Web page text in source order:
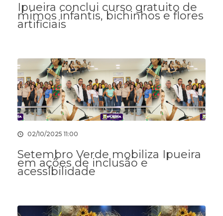
Ipueira conclui curso gratuito de
mimos infantis, bichinhos e flores
artificiais
02/10/2025 11:00
Setembro Verde mobiliza Ipueira
em ações de inclusão e
acessibilidade